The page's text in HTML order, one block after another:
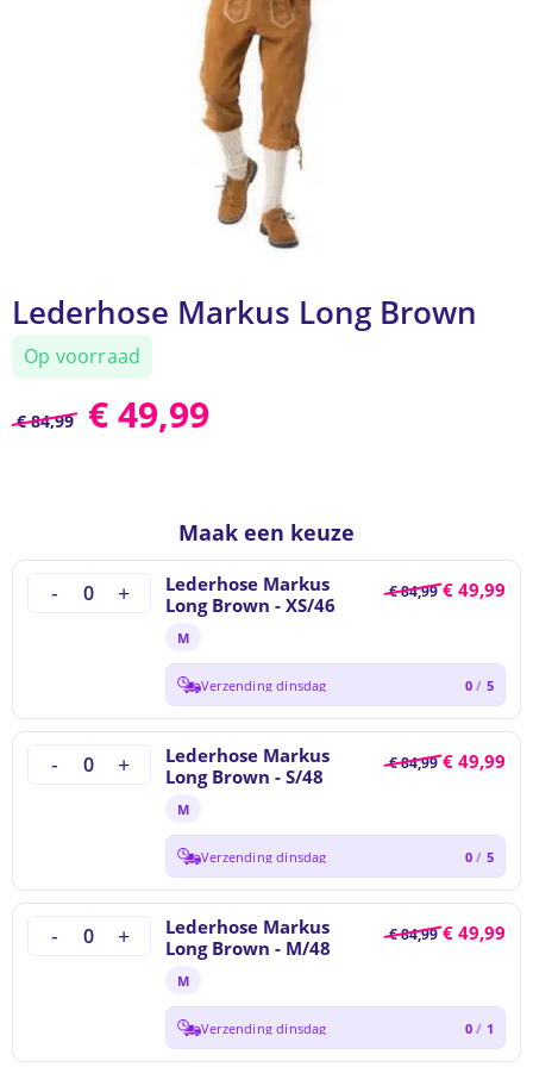
Lederhose Markus Long Brown
Op voorraad
€84,99 €49,99
Maak een keuze
Lederhose Markus
Long Brown - XS/46
M
€84,99 € 49,99
Verzending dinsdag 0 / 5
Lederhose Markus
Long Brown - S/48
M
€84,99 € 49,99
Verzending dinsdag 0 / 5
Lederhose Markus
Long Brown - M/48
M
€84,99 € 49,99
Verzending dinsdag 0 / 1